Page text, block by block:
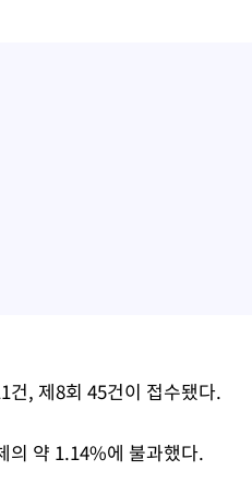
건, 제8회 45건이 접수됐다.
의 약 1.14%에 불과했다.